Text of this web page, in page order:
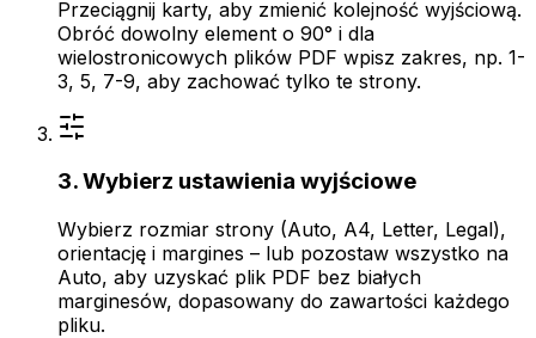
Przeciągnij karty, aby zmienić kolejność wyjściową.
Obróć dowolny element o 90° i dla
wielostronicowych plików PDF wpisz zakres, np. 1-
3, 5, 7-9, aby zachować tylko te strony.
3. Wybierz ustawienia wyjściowe
Wybierz rozmiar strony (Auto, A4, Letter, Legal),
orientację i margines – lub pozostaw wszystko na
Auto, aby uzyskać plik PDF bez białych
marginesów, dopasowany do zawartości każdego
pliku.